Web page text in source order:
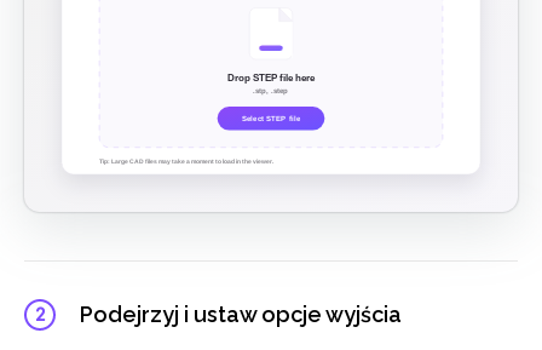
2 Podejrzyj i ustaw opcje wyjścia